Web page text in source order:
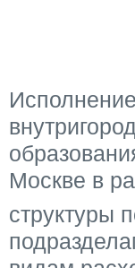
Москве в
структуры